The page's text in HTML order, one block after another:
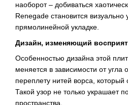
наоборот – добиваться
Renegade становится
прямолинейной укладке.
Дизайн, изменяющий
Особенностью дизайна этой
меняется в зависимости от угла
переплету нитей ворса,
Такой узор не только украшает
пространства.